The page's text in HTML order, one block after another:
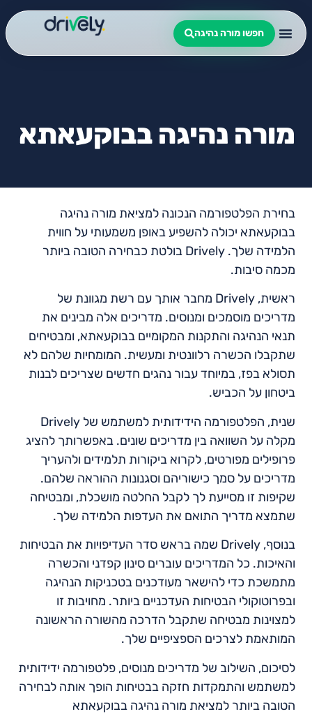
חפשו מורה נהיגה
מורה נהיגה בבוקעאתא
בחירת הפלטפורמה הנכונה למציאת מורה נהיגה
בבוקעאתא יכולה להשפיע באופן משמעותי על חווית
הלמידה שלך. Drively בולטת כבחירה הטובה ביותר
מכמה סיבות.
ראשית, Drively מחבר אותך עם רשת מגוונת של
מדריכים מוסמכים ומנוסים. מדריכים אלה מבינים את
תנאי הנהיגה והתקנות המקומיים בבוקעאתא, ומבטיחים
שתקבלו הכשרה רלוונטית ומעשית. המומחיות שלהם לא
תסולא בפז, במיוחד עבור נהגים חדשים שצריכים לבנות
ביטחון על הכביש.
שנית, הפלטפורמה הידידותית למשתמש של Drively
מקלה על השוואה בין מדריכים שונים. באפשרותך להציג
פרופילים מפורטים, לקרוא ביקורות תלמידים ולהעריך
מדריכים על סמך כישוריהם וסגנונות ההוראה שלהם.
שקיפות זו מסייעת לך לקבל החלטה מושכלת, ומבטיחה
שתמצא מדריך התואם את העדפות הלמידה שלך.
בנוסף, Drively שמה בראש סדר העדיפויות את הבטיחות
והאיכות. כל המדריכים עוברים סינון קפדני והכשרה
מתמשכת כדי להישאר מעודכנים בטכניקות הנהיגה
ובפרוטוקולי הבטיחות העדכניים ביותר. מחויבות זו
למצוינות מבטיחה שתקבל הדרכה מהשורה הראשונה
המותאמת לצרכים הספציפיים שלך.
לסיכום, השילוב של מדריכים מנוסים, פלטפורמה ידידותית
למשתמש והתמקדות חזקה בבטיחות הופך אותה לבחירה
הטובה ביותר למציאת מורה נהיגה בבוקעאתא